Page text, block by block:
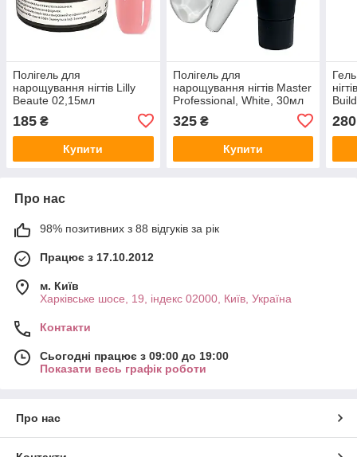
Полігель для
нарощування нігтів Lilly
Beaute 02,15мл
185 ₴
Купити
Полігель для
нарощування нігтів Master
Professional, White, 30мл
325₴
Купити
280
Про нас
98% позитивних з 88 відгуків за рік
Працює з 17.10.2012
м. Київ
Харківське шосе, 19, індекс 02000, Київ, Україна
Контакти
Сьогодні працює з 09:00 до 19:00
Показати весь графік роботи
Про нас